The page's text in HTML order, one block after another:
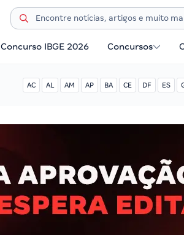
Concurso IBGE 2026 Concursos
AC AL AM AP BA CE DF ES